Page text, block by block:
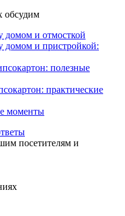
обсудим
домом и отмосткой
домом и пристройкой:
полезные
практические
моменты
посетителям и